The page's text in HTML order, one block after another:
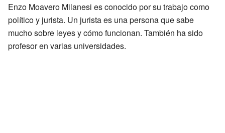
Enzo Moavero Milanesi es conocido por su trabajo como
político y jurista. Un jurista es una persona que sabe
mucho sobre leyes y cómo funcionan. También ha sido
profesor en varias universidades.